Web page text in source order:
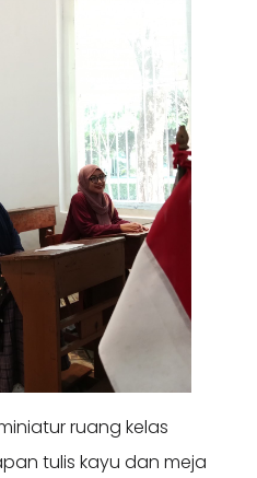
ruang kelas
tulis kayu dan meja